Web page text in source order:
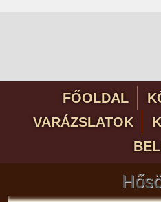
FŐOLDAL
VARÁZSLATOK